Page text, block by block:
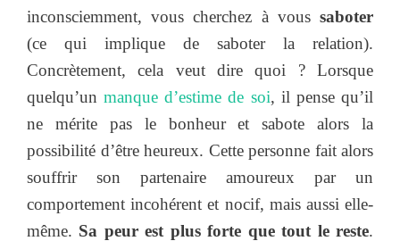
inconsciemment, vous cherchez à vous saboter
(ce qui implique de saboter la relation).
Concrètement, cela veut dire quoi ? Lorsque
quelqu’unmanque d’estime de soi, il pense qu’il
ne mérite pas le bonheur et sabote alors la
possibilité d’être heureux. Cette personne fait alors
souffrir son partenaire amoureux par un
comportement incohérent et nocif, mais aussi elle-
même. Sa peur est plus forte que tout le reste.